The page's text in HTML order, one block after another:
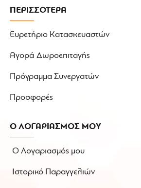
ΠΕΡΙΣΣΟΤΕΡΑ
Ευρετήριο Κατασκευαστών
Αγορά Δωροεπιταγής
Πρόγραμμα Συνεργατών
Προσφορές
Ο ΛΟΓΑΡΙΑΣΜΟΣ ΜΟΥ
Ο Λογαριασμός μου
Ιστορικό Παραγγελιών